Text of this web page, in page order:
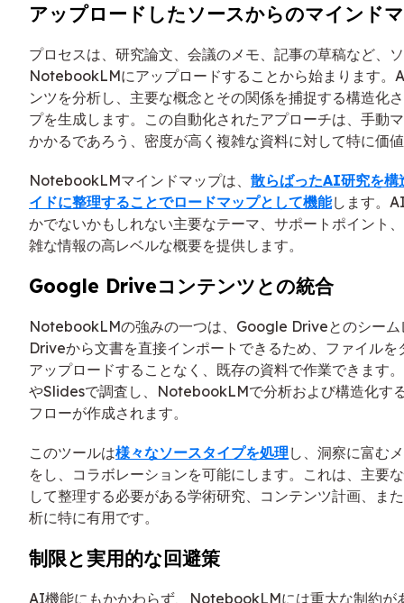
アップロードしたソースからのマインド
プロセスは、研究論文、会議のメモ、記事の草稿など、
NotebookLMにアップロードすることから始まります。
ンツを分析し、主要な概念とその関係を捕捉する構造化
プを生成します。この自動化されたアプローチは、手動
かかるであろう、密度が高く複雑な資料に対して特に価
NotebookLMマインドマップは、 散らばったAI研究を構
イドに整理することでロードマップとして機能します。
かでないかもしれない主要なテーマ、サポートポイント
雑な情報の高レベルな概要を提供します。
Google Driveコンテンツとの統合
NotebookLMの強みの一つは、Google Driveとのシーム
Driveから文書を直接インポートできるため、ファイルを
アップロードすることなく、既存の資料で作業できます
やSlidesで調査し、NotebookLMで分析および構造化す
フローが作成されます。
このツールは様々なソースタイプを処理 し、洞察に富む
をし、コラボレーションを可能にします。これは、主要
して整理する必要がある学術研究、コンテンツ計画、ま
析に特に有用です。
制限と実用的な回避策
AI機能にもかかわらず、NotebookLMには重大な制約が